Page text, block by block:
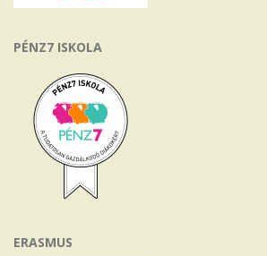
PÉNZ7 ISKOLA
ERASMUS